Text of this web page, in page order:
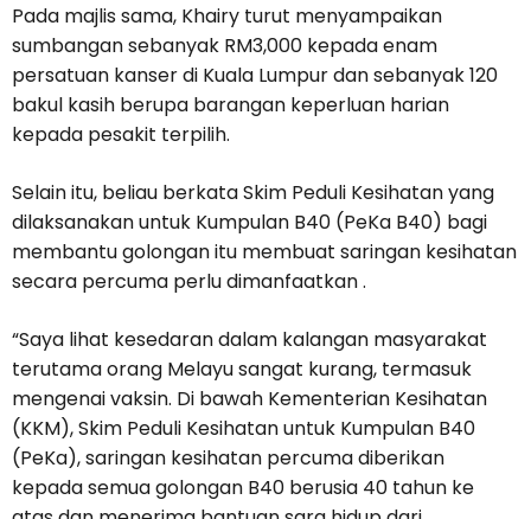
Pada majlis sama, Khairy turut menyampaikan
sumbangan sebanyak RM3,000 kepada enam
persatuan kanser di Kuala Lumpur dan sebanyak 120
bakul kasih berupa barangan keperluan harian
kepada pesakit terpilih.
Selain itu, beliau berkata Skim Peduli Kesihatan yang
dilaksanakan untuk Kumpulan B40 (PeKa B40) bagi
membantu golongan itu membuat saringan kesihatan
secara percuma perlu dimanfaatkan .
“Saya lihat kesedaran dalam kalangan masyarakat
terutama orang Melayu sangat kurang, termasuk
mengenai vaksin. Di bawah Kementerian Kesihatan
(KKM), Skim Peduli Kesihatan untuk Kumpulan B40
(PeKa), saringan kesihatan percuma diberikan
kepada semua golongan B40 berusia 40 tahun ke